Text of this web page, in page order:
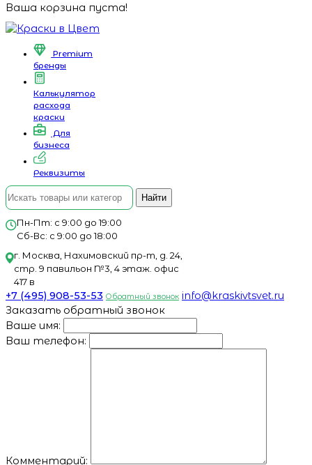
Ваша корзина пуста!
Premium
бренды
Калькулятор
расхода
краски
Для
бизнеса
Реквизиты
Найти
Пн-Пт: с 9:00 до 19:00
Сб-Вс: с 9:00 до 18:00
г. Москва, Нахимовский пр-т, д. 24,
стр. 9 павильон №3, 4 этаж. офис
417 в
+7 (495) 908-53-53 Обратный звонок info@kraskivtsvet.ru
Заказать обратный звонок
Ваше имя:
Ваш телефон:
Комментарий: